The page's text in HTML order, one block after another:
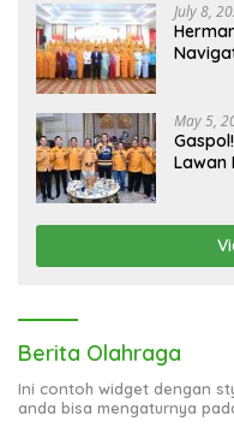
July 8,
May 5,
Lawan
Berita Olahraga
Ini contoh widget dengan
anda bisa mengaturnya